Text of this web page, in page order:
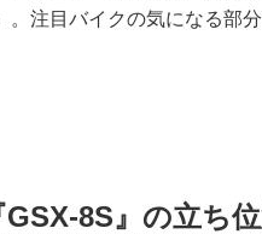
。注目バイクの気になる部
GSX-8S』の立ち